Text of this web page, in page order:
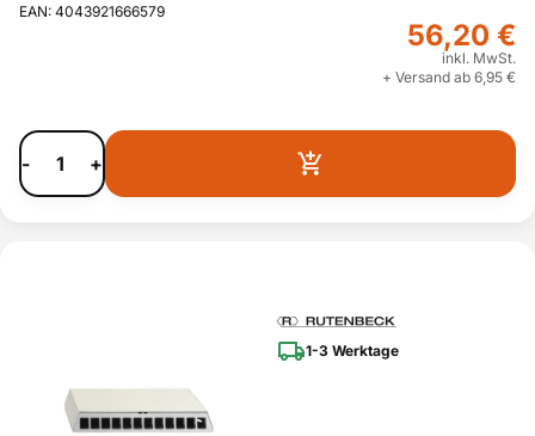
EAN: 4043921666579
56,20 €
inkl. MwSt.
+ Versand ab 6,95 €
- +
1-3 Werktage